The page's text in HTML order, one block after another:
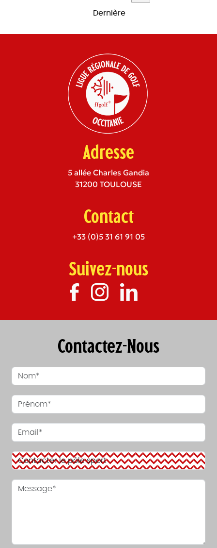
Dernière
Adresse
5 allée Charles Gandia
31200 TOULOUSE
Contact
+33 (0)5 31 61 91 05
Suivez-nous
Contactez-Nous